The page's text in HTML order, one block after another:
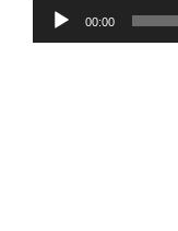
Audio
00:00